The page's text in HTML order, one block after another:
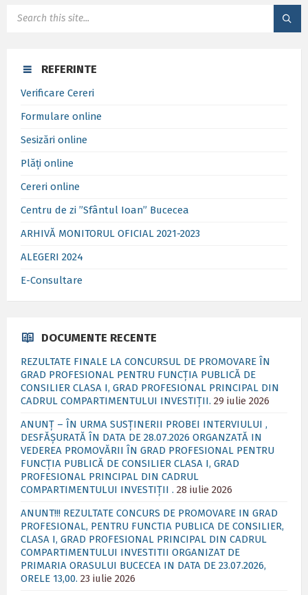
REFERINTE
Verificare Cereri
Formulare online
Sesizări online
Plăți online
Cereri online
Centru de zi ”Sfântul Ioan” Bucecea
ARHIVĂ MONITORUL OFICIAL 2021-2023
ALEGERI 2024
E-Consultare
DOCUMENTE RECENTE
REZULTATE FINALE LA CONCURSUL DE PROMOVARE ÎN
GRAD PROFESIONAL PENTRU FUNCȚIA PUBLICĂ DE
CONSILIER CLASA I, GRAD PROFESIONAL PRINCIPAL DIN
CADRUL COMPARTIMENTULUI INVESTIȚII. 29 iulie 2026
ANUNȚ – ÎN URMA SUSȚINERII PROBEI INTERVIULUI ,
DESFĂȘURATĂ ÎN DATA DE 28.07.2026 ORGANZATĂ IN
VEDEREA PROMOVĂRII ÎN GRAD PROFESIONAL PENTRU
FUNCȚIA PUBLICĂ DE CONSILIER CLASA I, GRAD
PROFESIONAL PRINCIPAL DIN CADRUL
COMPARTIMENTULUI INVESTIȚII . 28 iulie 2026
ANUNT!!! REZULTATE CONCURS DE PROMOVARE IN GRAD
PROFESIONAL, PENTRU FUNCTIA PUBLICA DE CONSILIER,
CLASA I, GRAD PROFESIONAL PRINCIPAL DIN CADRUL
COMPARTIMENTULUI INVESTITII ORGANIZAT DE
PRIMARIA ORASULUI BUCECEA IN DATA DE 23.07.2026,
ORELE 13,00. 23 iulie 2026